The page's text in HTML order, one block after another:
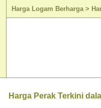
Harga Logam Berharga >
Harga Perak Terkini